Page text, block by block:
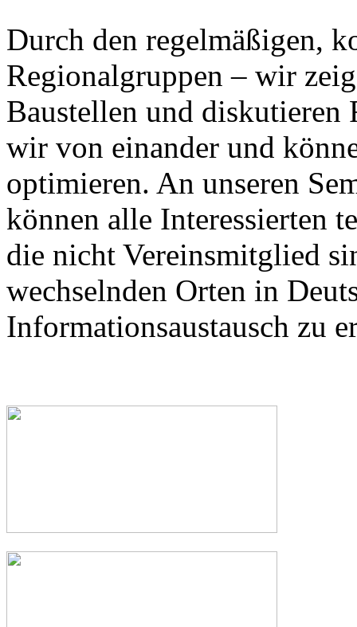
Durch den regelmäßigen,
Regionalgruppen – wir
Baustellen und diskutieren
wir von einander und
optimieren. An unseren
können alle Interessierten
die nicht Vereinsmitglied
wechselnden Orten in
Informationsaustausch zu